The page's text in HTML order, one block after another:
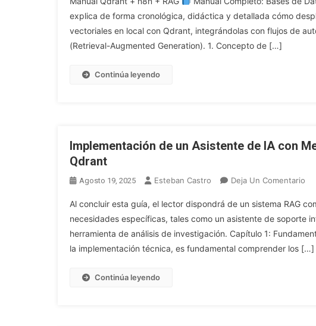
El
Local
Con
N8n
+
explica de forma cronológica, didáctica y detallada cómo
vectoriales en local con Qdrant, integrándolas con flujos de
(Retrieval-Augmented Generation). 1. Concepto de […]
Continúa leyendo
Implementación de un Asistente de IA con
Qdrant
Agosto 19, 2025 Esteban Castro Deja Un Comentario
De
Un
De
Al concluir esta guía, el lector dispondrá de un sistema RAG
necesidades específicas, tales como un asistente de soporte
herramienta de análisis de investigación. Capítulo 1:
la implementación técnica, es fundamental comprender los […]
Continúa leyendo